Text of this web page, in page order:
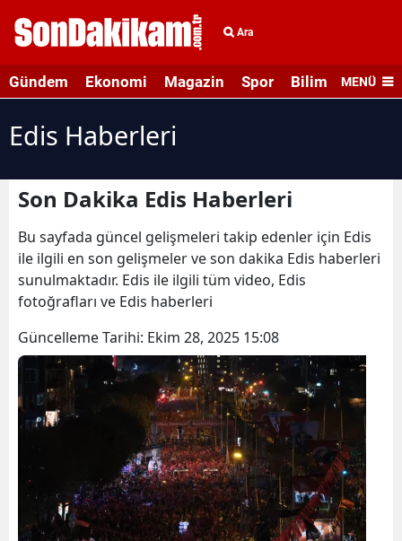
Ara
Gündem Ekonomi Magazin Spor Bilim veMENÜ
Edis Haberleri
Son Dakika Edis Haberleri
Bu sayfada güncel gelişmeleri takip edenler için Edis
ile ilgili en son gelişmeler ve son dakika Edis haberleri
sunulmaktadır. Edis ile ilgili tüm video, Edis
fotoğrafları ve Edis haberleri
Güncelleme Tarihi: Ekim 28, 2025 15:08